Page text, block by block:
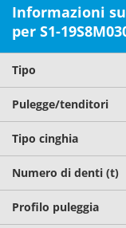
Informazioni
per S1-
Tipo
Pulegge/tenditori
Tipo cinghia
Numero di denti (t)
Profilo puleggia